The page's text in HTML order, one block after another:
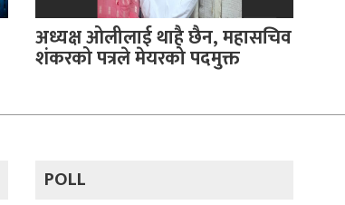
अध्यक्ष ओलीलाई थाहै छैन, महासचिव
शंकरको पत्रले मेयरको पदमुक्त
POLL